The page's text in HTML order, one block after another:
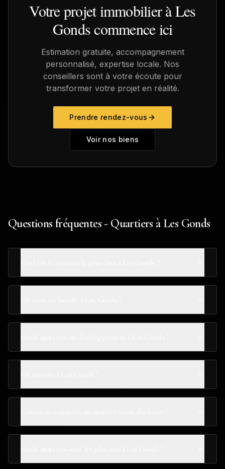
Votre projet immobilier àLes
Gondscommence ici
Estimation gratuite, accompagnement
personnalisé, expertise locale. Nos
conseillers sont à votre écoute pour
transformer votre projet en réalité.
Prendre rendez-vous
Voir nos biens
Questions fréquentes - Quartiers à Les Gonds